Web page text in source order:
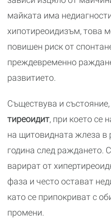
майката има
хипотиреоидизъм, това
повишен риск от
преждевременно
развитието.
Съществува и
тиреоидит, при което се
на щитовидната жлеза в
година след раждането.
варират от
фаза и често остават
като се припокриват с
промени.